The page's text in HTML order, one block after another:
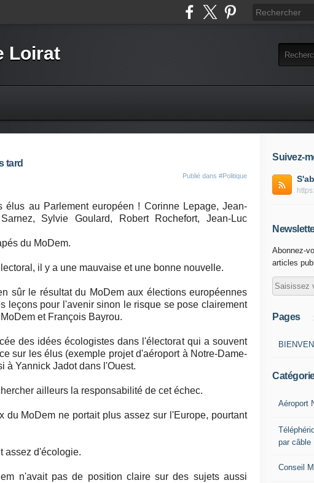
Loirat
tard
Publié dans #Politique
élus au Parlement européen ! Corinne Lepage, Jean-
Sylvie Goulard, Robert Rochefort, Jean-Luc
du MoDem.
il y a une mauvaise et une bonne nouvelle.
sûr le résultat du MoDem aux élections européennes
leçons pour l'avenir sinon le risque se pose clairement
et François Bayrou.
des idées écologistes dans l'électorat qui a souvent
sur les élus (exemple projet d'aéroport à Notre-Dame-
à Yannick Jadot dans l'Ouest.
ailleurs la responsabilité de cet échec.
du MoDem ne portait plus assez sur l'Europe, pourtant
assez d'écologie.
n'avait pas de position claire sur des sujets aussi
Suivez-
Abonnez-
articles
Pages
Aéroport
par câble
Conseil